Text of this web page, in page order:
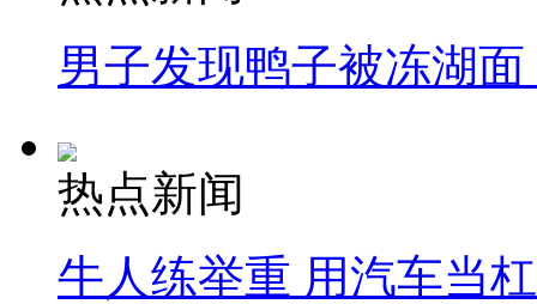
男子发现鸭子被冻湖
热点新闻
牛人练举重 用汽车当